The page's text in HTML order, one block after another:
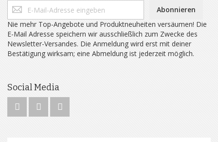
Abonnieren
Nie mehr Top-Angebote und Produktneuheiten versäumen! Die
E-Mail Adresse speichern wir ausschließlich zum Zwecke des
Newsletter-Versandes. Die Anmeldung wird erst mit deiner
Bestätigung wirksam; eine Abmeldung ist jederzeit möglich.
Social Media